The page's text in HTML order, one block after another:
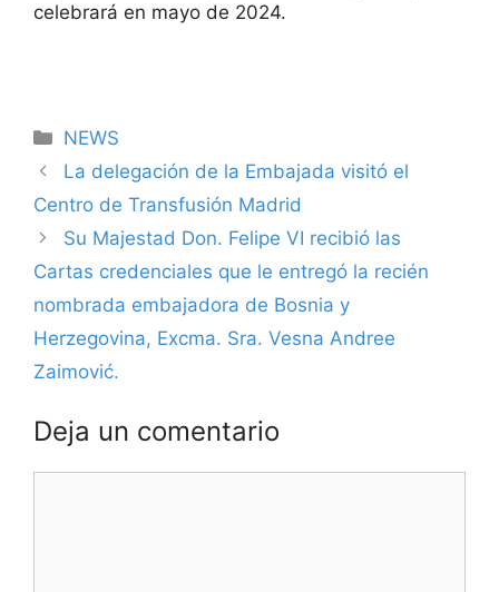
celebrará en mayo de 2024.
Categorías
NEWS
La delegación de la Embajada visitó el
Centro de Transfusión Madrid
Su Majestad Don. Felipe VI recibió las
Cartas credenciales que le entregó la recién
nombrada embajadora de Bosnia y
Herzegovina, Excma. Sra. Vesna Andree
Zaimović.
Deja un comentario